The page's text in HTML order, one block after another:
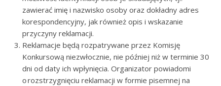
zawierać imię i nazwisko osoby oraz dokładny adres
korespondencyjny, jak również opis i wskazanie
przyczyny reklamacji.
Reklamacje będą rozpatrywane przez Komisję
Konkursową niezwłocznie, nie później niż w terminie 30
dni od daty ich wpłynięcia. Organizator powiadomi
o rozstrzygnięciu reklamacji w formie pisemnej na